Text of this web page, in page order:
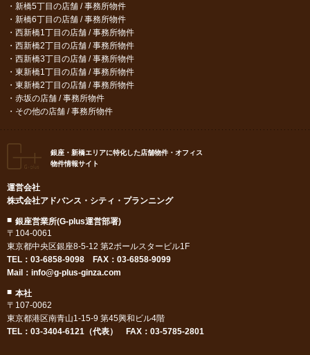
新橋5丁目の店舗 / 事務所物件
新橋6丁目の店舗 / 事務所物件
西新橋1丁目の店舗 / 事務所物件
西新橋2丁目の店舗 / 事務所物件
西新橋3丁目の店舗 / 事務所物件
東新橋1丁目の店舗 / 事務所物件
東新橋2丁目の店舗 / 事務所物件
赤坂の店舗 / 事務所物件
その他の店舗 / 事務所物件
銀座・新橋エリアに特化した店舗物件・オフィス
物件情報サイト
運営会社
株式会社アドバンス・シティ・プランニング
銀座営業所(G-plus運営部署)
〒104-0061
東京都中央区銀座8-5-12 第2ポールスタービル1F
TEL： 03-6858-9098 FAX：03-6858-9099
Mail： info@g-plus-ginza.com
本社
〒107-0062
東京都港区南青山1-15-9 第45興和ビル4階
TEL：03-3404-6121（代表） FAX：03-5785-2801